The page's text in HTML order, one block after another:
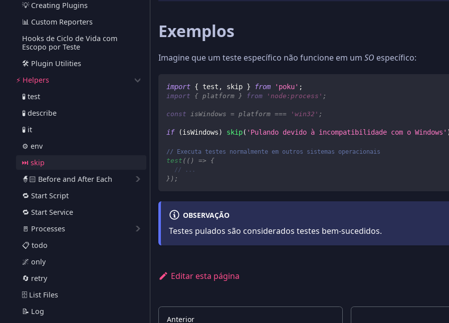
💡 Creating Plugins
📊 Custom Reporters
Hooks de Ciclo de Vida com
Escopo por Teste
🛠️ Plugin Utilities
⚡️ Helpers
🧪 test
🧪 describe
🧪 it
⚙️ env
⏭️ skip
🧙🏻 Before and After Each
🔁 Start Script
🔁 Start Service
🚪 Processes
📋 todo
🌌 only
🔄 retry
🗄️ List Files
📝 Log
Exemplos
Imagine que um teste específico não funcione em um SO específico:
import { test , skip } from 'poku' ;
import { platform } from 'node:process' ;
const isWindows = platform === 'win32' ;
if (isWindows) skip( 'Pulando devido à incompatibilidade com o Windows'
// Executa testes normalmente em outros sistemas operacionais
test ( ( ) => {
// ...
} ) ;
OBSERVAÇÃO
Testes pulados são considerados testes bem-sucedidos.
Editar esta página
Anterior